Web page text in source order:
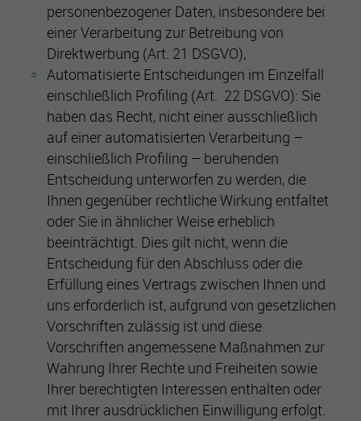
personenbezogener Daten, insbesondere bei
einer Verarbeitung zur Betreibung von
Direktwerbung (Art. 21 DSGVO),
Automatisierte Entscheidungen im Einzelfall
einschließlich Profiling (Art. 22 DSGVO): Sie
haben das Recht, nicht einer ausschließlich
auf einer automatisierten Verarbeitung –
einschließlich Profiling – beruhenden
Entscheidung unterworfen zu werden, die
Ihnen gegenüber rechtliche Wirkung entfaltet
oder Sie in ähnlicher Weise erheblich
beeinträchtigt. Dies gilt nicht, wenn die
Entscheidung für den Abschluss oder die
Erfüllung eines Vertrags zwischen Ihnen und
uns erforderlich ist, aufgrund von gesetzlichen
Vorschriften zulässig ist und diese
Vorschriften angemessene Maßnahmen zur
Wahrung Ihrer Rechte und Freiheiten sowie
Ihrer berechtigten Interessen enthalten oder
mit Ihrer ausdrücklichen Einwilligung erfolgt.